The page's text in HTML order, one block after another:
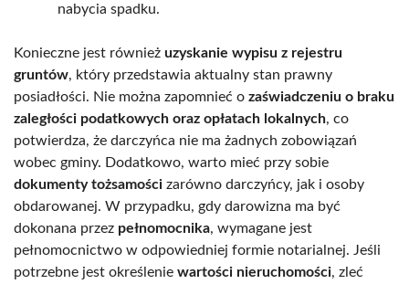
nabycia spadku.
Konieczne jest również uzyskanie wypisu z rejestru
gruntów, który przedstawia aktualny stan prawny
posiadłości. Nie można zapomnieć o zaświadczeniu o braku
zaległości podatkowych oraz opłatach lokalnych, co
potwierdza, że darczyńca nie ma żadnych zobowiązań
wobec gminy. Dodatkowo, warto mieć przy sobie
dokumenty tożsamości zarówno darczyńcy, jak i osoby
obdarowanej. W przypadku, gdy darowizna ma być
dokonana przez pełnomocnika, wymagane jest
pełnomocnictwo w odpowiedniej formie notarialnej. Jeśli
potrzebne jest określenie wartości nieruchomości, zleć